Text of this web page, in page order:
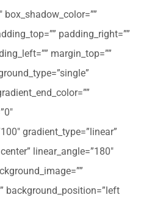
box_shadow_color=””
padding_right=””
margin_top=””
gradient_type=”linear”
linear_angle=”180″
background_position=”left